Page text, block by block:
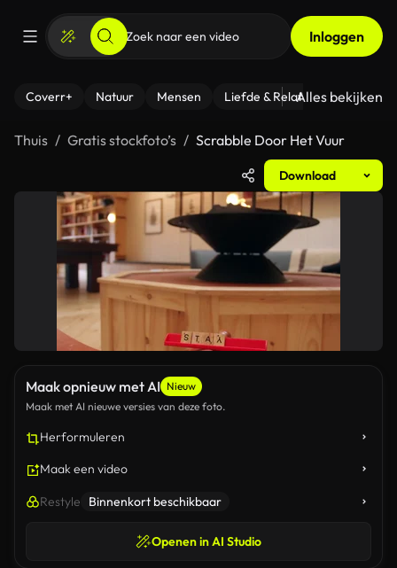
Inloggen
Coverr+ Natuur Mensen Liefde & Relaties - Fitness
Alles bekijken
Thuis Gratis stockfoto’s Scrabble Door Het Vuur
Download
Maak opnieuw met AI Nieuw
Maak met AI nieuwe versies van deze foto.
Herformuleren
Maak een video
Restyle Binnenkort beschikbaar
Openen in AI Studio